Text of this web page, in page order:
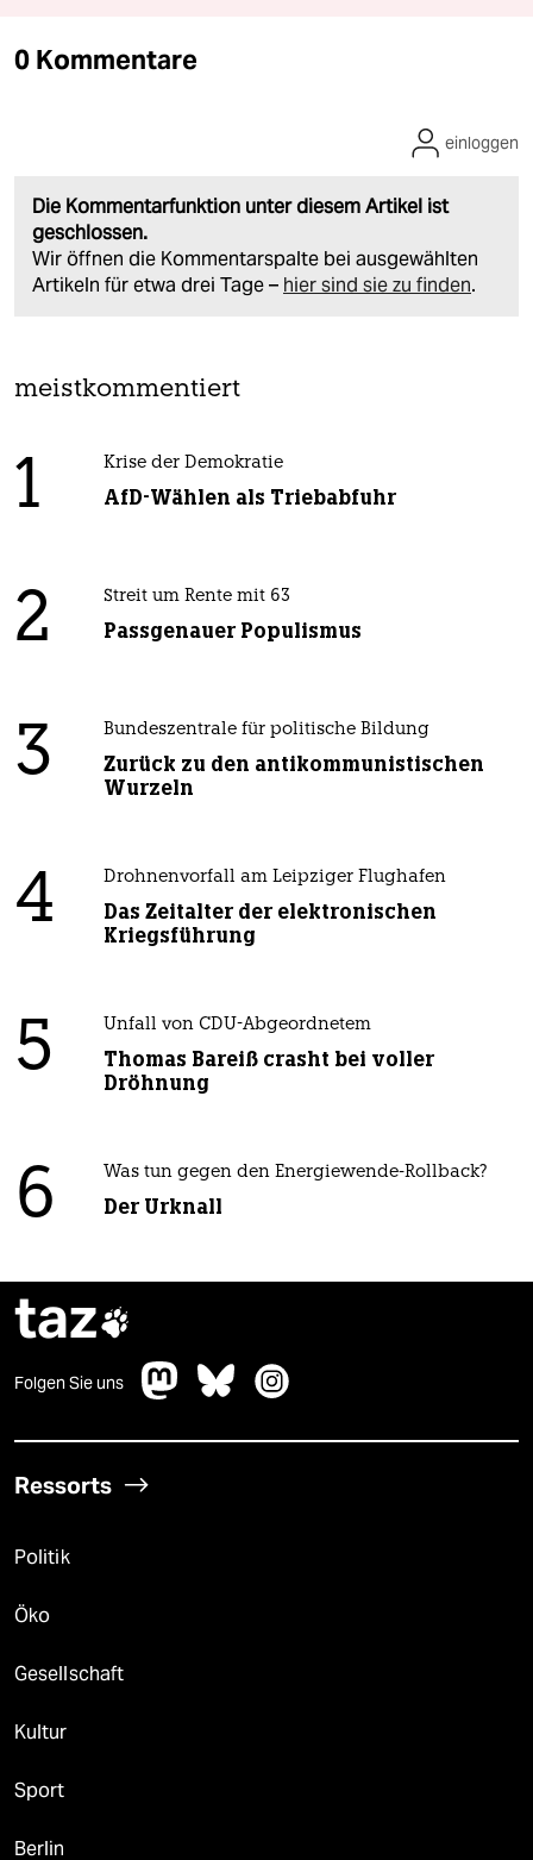
0 Kommentare
Die Kommentarfunktion unter diesem Artikel ist
geschlossen.
Wir öffnen die Kommentarspalte bei ausgewählten
Artikeln für etwa drei Tage – hier sind sie zu finden.
einloggen
meistkommentiert
1 Krise der Demokratie
AfD-Wählen als Triebabfuhr
2 Streit um Rente mit 63
Passgenauer Populismus
3 Bundeszentrale für politische Bildung
Zurück zu den antikommunistischen
Wurzeln
4 Drohnenvorfall am Leipziger Flughafen
Das Zeitalter der elektronischen
Kriegsführung
5 Unfall von CDU-Abgeordnetem
Thomas Bareiß crasht bei voller
Dröhnung
6 Was tun gegen den Energiewende-Rollback?
Der Urknall
taz
Folgen Sie uns
Ressorts
Politik
Öko
Gesellschaft
Kultur
Sport
Berlin